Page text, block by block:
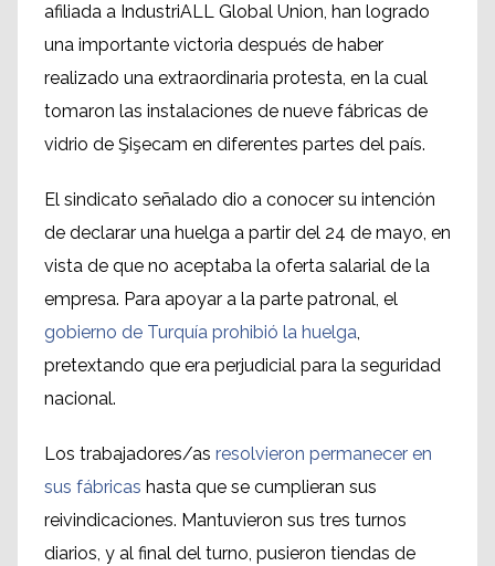
afiliada a IndustriALL Global Union, han logrado
una importante victoria después de haber
realizado una extraordinaria protesta, en la cual
tomaron las instalaciones de nueve fábricas de
vidrio de Şişecam en diferentes partes del país.
El sindicato señalado dio a conocer su intención
de declarar una huelga a partir del 24 de mayo, en
vista de que no aceptaba la oferta salarial de la
empresa. Para apoyar a la parte patronal, el
gobierno de Turquía prohibió la huelga,
pretextando que era perjudicial para la seguridad
nacional.
Los trabajadores/as resolvieron permanecer en
sus fábricas hasta que se cumplieran sus
reivindicaciones. Mantuvieron sus tres turnos
diarios, y al final del turno, pusieron tiendas de